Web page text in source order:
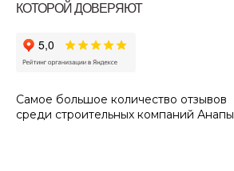
КОТОРОЙ ДОВЕРЯЮТ
Самое большое количество отзывов
среди строительных компаний Анапы